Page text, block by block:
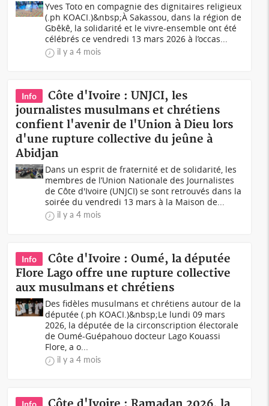
Yves Toto en compagnie des dignitaires religieux
(.ph KOACI.)&nbsp;À Sakassou, dans la région de
Gbêkê, la solidarité et le vivre-ensemble ont été
célébrés ce vendredi 13 mars 2026 à l’occas...
il y a 4 mois
Info
Côte d'Ivoire : UNJCI, les
journalistes musulmans et chrétiens
confient l'avenir de l'Union à Dieu lors
d'une rupture collective du jeûne à
Abidjan
Dans un esprit de fraternité et de solidarité, les
membres de l’Union Nationale des Journalistes
de Côte d'Ivoire (UNJCI) se sont retrouvés dans la
soirée du vendredi 13 mars à la Maison de...
il y a 4 mois
Info
Côte d'Ivoire : Oumé, la députée
Flore Lago offre une rupture collective
aux musulmans et chrétiens
Des fidèles musulmans et chrétiens autour de la
députée (.ph KOACI.)&nbsp;Le lundi 09 mars
2026, la députée de la circonscription électorale
de Oumé-Guépahouo docteur Lago Kouassi
Flore, a o...
il y a 4 mois
Info